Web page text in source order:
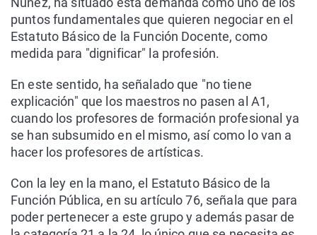
puntos fundamentales que quieren negociar en el
Estatuto Básico de la Función Docente, como
medida para "dignificar" la profesión.
En este sentido, ha señalado que "no tiene
explicación" que los maestros no pasen al A1,
cuando los profesores de formación profesional ya
se han subsumido en el mismo, así como lo van a
hacer los profesores de artísticas.
Con la ley en la mano, el Estatuto Básico de la
Función Pública, en su artículo 76, señala que para
poder pertenecer a este grupo y además pasar de